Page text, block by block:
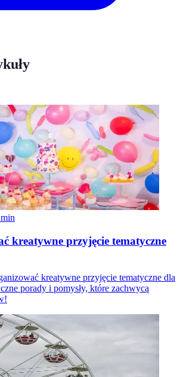
min
kreatywne przyjęcie tematyczne
kreatywne przyjęcie tematyczne dla
porady i pomysły, które zachwycą